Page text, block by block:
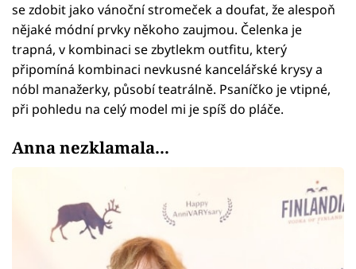
se zdobit jako vánoční stromeček a doufat, že alespoň
nějaké módní prvky někoho zaujmou. Čelenka je
trapná, v kombinaci se zbytlekm outfitu, který
připomíná kombinaci nevkusné kancelářské krysy a
nóbl manažerky, působí teatrálně. Psaníčko je vtipné,
při pohledu na celý model mi je spíš do pláče.
Anna nezklamala...